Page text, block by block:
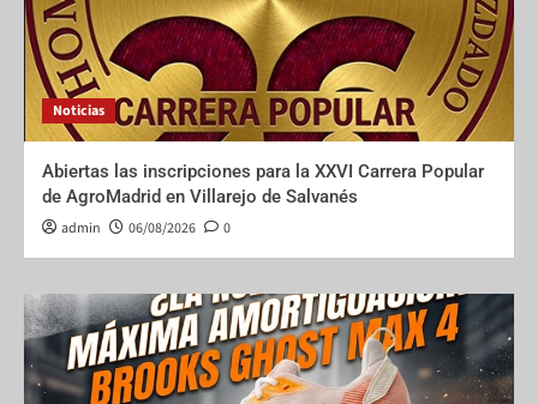
Noticias
Abiertas las inscripciones para la XXVI Carrera Popular
de AgroMadrid en Villarejo de Salvanés
admin 06/08/2026 0